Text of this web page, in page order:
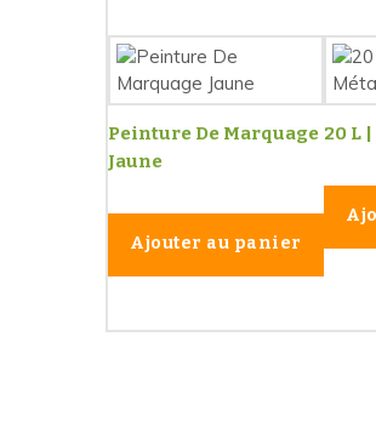
Peinture De Marquage
Jaune
Ajouter au panier
20 L